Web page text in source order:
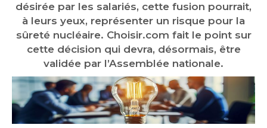
désirée par les salariés, cette fusion pourrait,
à leurs yeux, représenter un risque pour la
sûreté nucléaire. Choisir.com fait le point sur
cette décision qui devra, désormais, être
validée par l’Assemblée nationale.